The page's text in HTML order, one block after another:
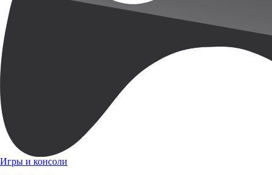
Игры и консоли